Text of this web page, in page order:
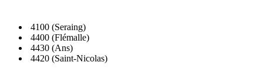
4100 (Seraing)
4400 (Flémalle)
4430 (Ans)
4420 (Saint-Nicolas)